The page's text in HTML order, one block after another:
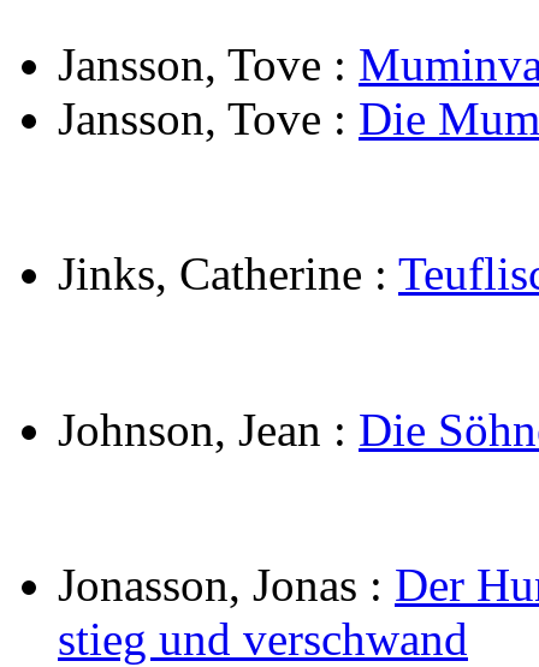
Jansson, Tove :
Jansson, Tove : Die
Jinks, Catherine :
Johnson, Jean : Die
Jonasson, Jonas : Der
stieg und verschwand